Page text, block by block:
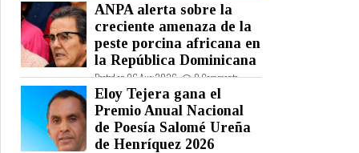
ANPA alerta sobre la
creciente amenaza de la
peste porcina africana en
la República Dominicana
Posted on 06 Aug 2026 - 0 Comments
Eloy Tejera gana el
Premio Anual Nacional
de Poesía Salomé Ureña
de Henríquez 2026